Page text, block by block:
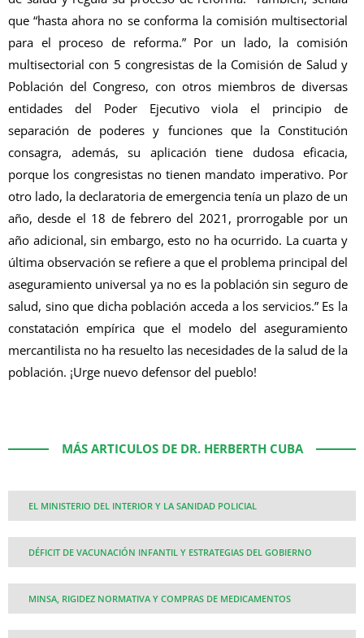
que “hasta ahora no se conforma la comisión multisectorial
para el proceso de reforma.” Por un lado, la comisión
multisectorial con 5 congresistas de la Comisión de Salud y
Población del Congreso, con otros miembros de diversas
entidades del Poder Ejecutivo viola el principio de
separación de poderes y funciones que la Constitución
consagra, además, su aplicación tiene dudosa eficacia,
porque los congresistas no tienen mandato imperativo. Por
otro lado, la declaratoria de emergencia tenía un plazo de un
año, desde el 18 de febrero del 2021, prorrogable por un
año adicional, sin embargo, esto no ha ocurrido. La cuarta y
última observación se refiere a que el problema principal del
aseguramiento universal ya no es la población sin seguro de
salud, sino que dicha población acceda a los servicios.” Es la
constatación empírica que el modelo del aseguramiento
mercantilista no ha resuelto las necesidades de la salud de la
población. ¡Urge nuevo defensor del pueblo!
MÁS ARTICULOS DE DR. HERBERTH CUBA
EL MINISTERIO DEL INTERIOR Y LA SANIDAD POLICIAL
DÉFICIT DE VACUNACIÓN INFANTIL Y ESTRATEGIAS DEL GOBIERNO
MINSA, RIGIDEZ NORMATIVA Y COMPRAS DE MEDICAMENTOS